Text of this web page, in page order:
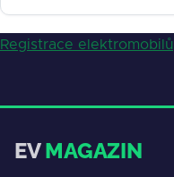
Registrace elektromobilů
EVMAGAZIN